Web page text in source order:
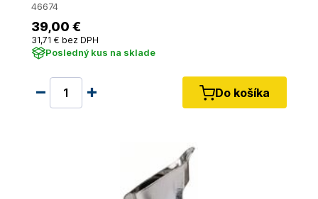
46674
39,00 €
31,71 € bez DPH
Posledný kus na sklade
Do košíka